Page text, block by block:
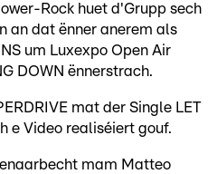
Rock huet d'Grupp sech
an dat ënner anerem als
um Luxexpo Open Air
DOWN ënnerstrach.
mat der Single LET
e Video realiséiert gouf.
mam Matteo